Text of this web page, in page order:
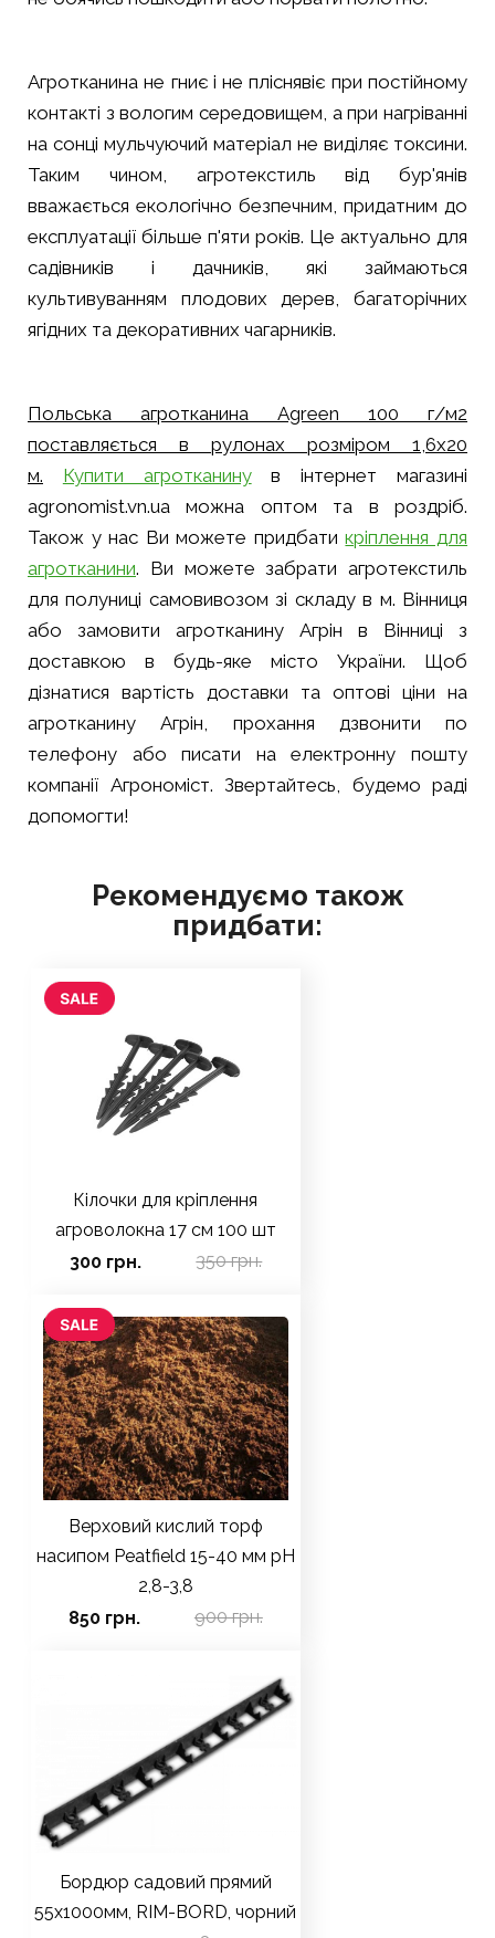
Агротканина не гниє і не пліснявіє при постійному
контакті з вологим середовищем, а при нагріванні
на сонці мульчуючий матеріал не виділяє токсини.
Таким чином, агротекстиль від бур'янів
вважається екологічно безпечним, придатним до
експлуатації більше п'яти років. Це актуально для
садівників і дачників, які займаються
культивуванням плодових дерев, багаторічних
ягідних та декоративних чагарників.
Польська агротканина Agreen 100 г/м2
поставляється в рулонах розміром 1,6х20
м.
Купити агротканинув інтернет магазині
agronomist.vn.ua можна оптом та в роздріб.
Також у нас Ви можете придбатикріплення для
агротканини. Ви можете забрати агротекстиль
для полуниці самовивозом зі складу в м. Вінниця
або замовити агротканину Агрін в Вінниці з
доставкою в будь-яке місто України. Щоб
дізнатися вартість доставки та оптові ціни на
агротканину Агрін, прохання дзвонити по
телефону або писати на електронну пошту
компанії Агрономіст. Звертайтесь, будемо раді
допомогти!
Рекомендуємо також
придбати:
Кілочки для кріплення
агроволокна 17 см 100 шт
300 грн.
350 грн.
Верховий кислий торф
насипом Peatfield 15-40 мм pH
2,8-3,8
850 грн.
900 грн.
Бордюр садовий прямий
55х1000мм, RIM-BORD, чорний